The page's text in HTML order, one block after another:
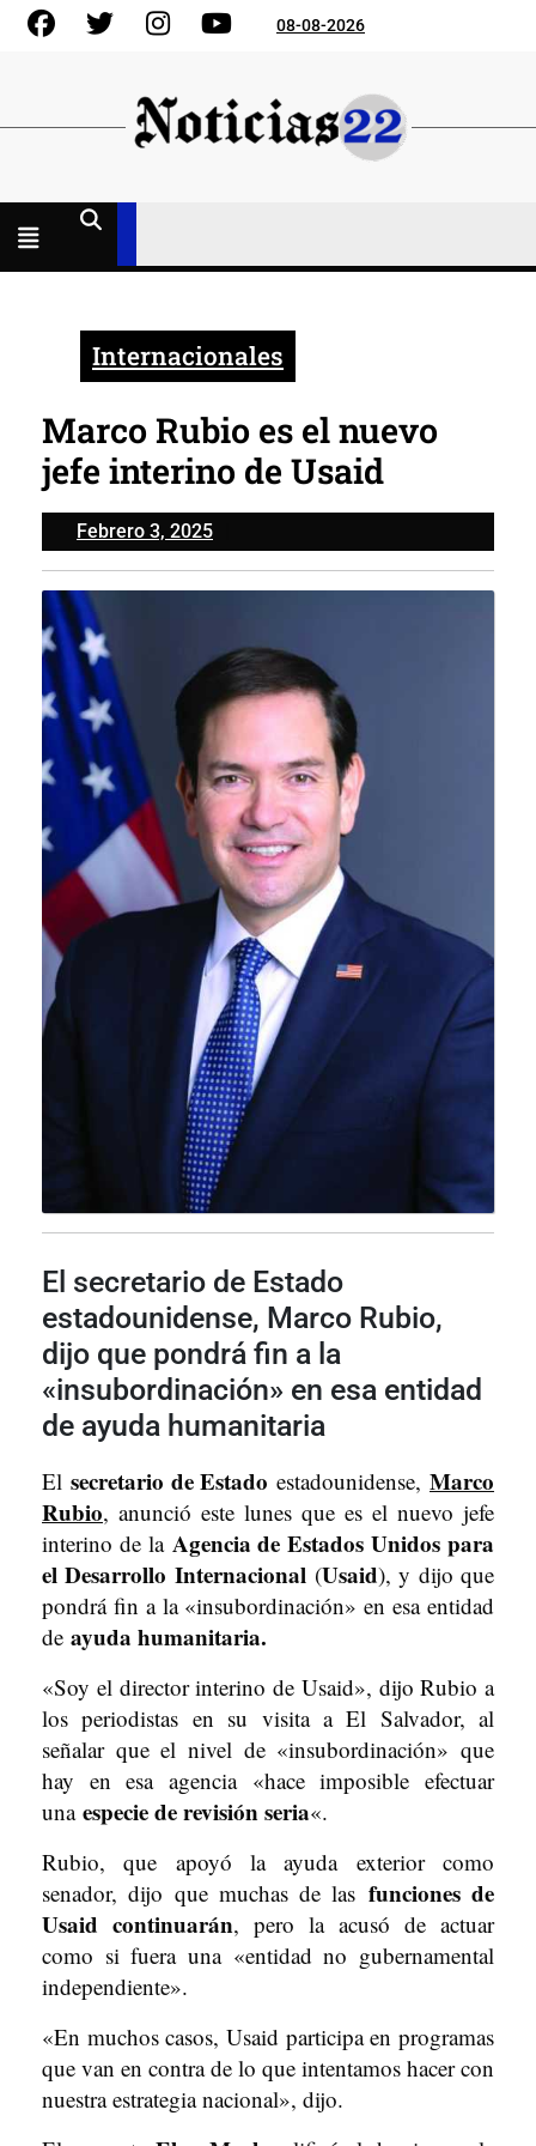
Skip
FacebookGorjeo InstagramYouTube08-08-2026
Internacionales
Marco Rubio es el nuevo
jefe interino de Usaid
Febrero 3, 2025Febrero
3,
2025
El secretario de Estado
estadounidense, Marco Rubio,
dijo que pondrá fin a la
«insubordinación» en esa entidad
de ayuda humanitaria
El secretario de Estadoestadounidense,Marco
Rubio, anunció este lunes que es el nuevo jefe
interino de la Agencia de Estados Unidos para
el Desarrollo Internacional (Usaid), y dijo que
pondrá fin a la «insubordinación» en esa entidad
de ayuda humanitaria.
«Soy el director interino de Usaid», dijo Rubio a
los periodistas en su visita a El Salvador, al
señalar que el nivel de «insubordinación» que
hay en esa agencia «hace imposible efectuar
una especie de revisión seria«.
Rubio, que apoyó la ayuda exterior como
senador, dijo que muchas de las funciones de
Usaid continuarán, pero la acusó de actuar
como si fuera una «entidad no gubernamental
independiente».
«En muchos casos, Usaid participa en programas
que van en contra de lo que intentamos hacer con
nuestra estrategia nacional», dijo.